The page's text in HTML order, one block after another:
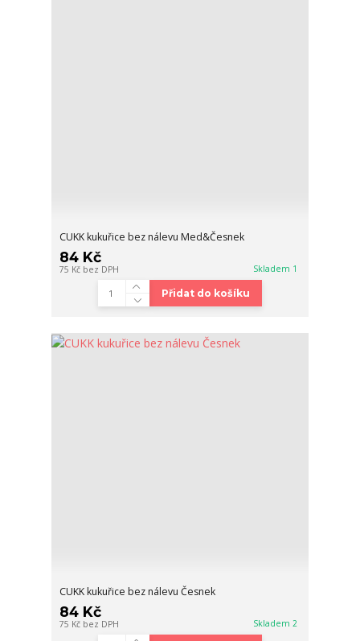
CUKK kukuřice bez nálevu Med&Česnek
84 Kč
75 Kč bez DPH Skladem 1
Přidat do košíku
CUKK kukuřice bez nálevu Česnek
84 Kč
75 Kč bez DPH Skladem 2